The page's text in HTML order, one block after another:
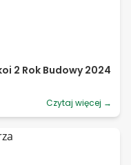
2 Rok Budowy 2024
Czytaj więcej →